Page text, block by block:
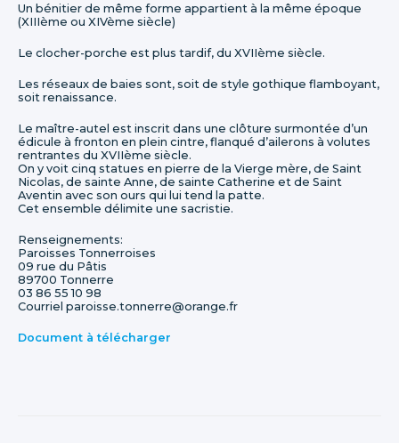
Un bénitier de même forme appartient à la même époque
(XIIIème ou XIVème siècle)
Le clocher-porche est plus tardif, du XVIIème siècle.
Les réseaux de baies sont, soit de style gothique flamboyant,
soit renaissance.
Le maître-autel est inscrit dans une clôture surmontée d’un
édicule à fronton en plein cintre, flanqué d’ailerons à volutes
rentrantes du XVIIème siècle.
On y voit cinq statues en pierre de la Vierge mère, de Saint
Nicolas, de sainte Anne, de sainte Catherine et de Saint
Aventin avec son ours qui lui tend la patte.
Cet ensemble délimite une sacristie.
Renseignements:
Paroisses Tonnerroises
09 rue du Pâtis
89700 Tonnerre
03 86 55 10 98
Courriel paroisse.tonnerre@orange.fr
Document à télécharger